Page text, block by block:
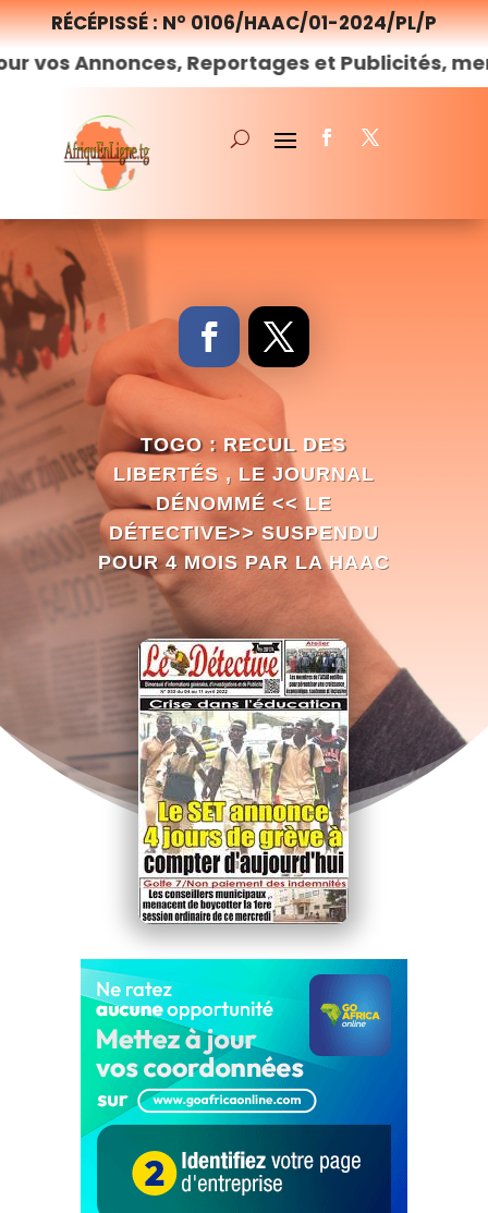
RÉCÉPISSÉ : N° 0106/HAAC/01-2024/PL/P
Reportages et Publicités, merci denous
TOGO : RECUL DES
LIBERTÉS , LE JOURNAL
DÉNOMMÉ << LE
DÉTECTIVE>> SUSPENDU
POUR 4 MOIS PAR LA HAAC